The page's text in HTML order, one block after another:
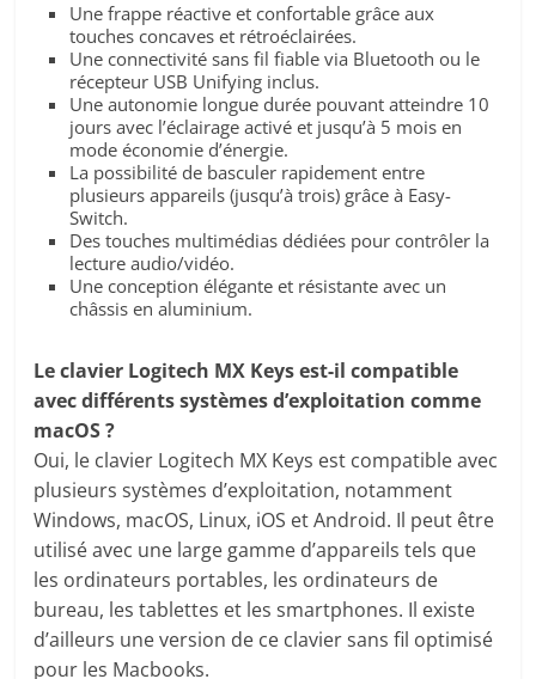
Une frappe réactive et confortable grâce aux
touches concaves et rétroéclairées.
Une connectivité sans fil fiable via Bluetooth ou le
récepteur USB Unifying inclus.
Une autonomie longue durée pouvant atteindre 10
jours avec l’éclairage activé et jusqu’à 5 mois en
mode économie d’énergie.
La possibilité de basculer rapidement entre
plusieurs appareils (jusqu’à trois) grâce à Easy-
Switch.
Des touches multimédias dédiées pour contrôler la
lecture audio/vidéo.
Une conception élégante et résistante avec un
châssis en aluminium.
Le clavier Logitech MX Keys est-il compatible
avec différents systèmes d’exploitation comme
macOS ?
Oui, le clavier Logitech MX Keys est compatible avec
plusieurs systèmes d’exploitation, notamment
Windows, macOS, Linux, iOS et Android. Il peut être
utilisé avec une large gamme d’appareils tels que
les ordinateurs portables, les ordinateurs de
bureau, les tablettes et les smartphones. Il existe
d’ailleurs une version de ce clavier sans fil optimisé
pour les Macbooks.